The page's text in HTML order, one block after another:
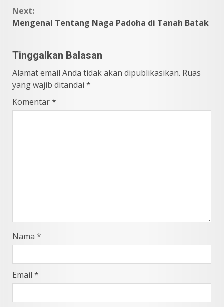
Next:
Mengenal Tentang Naga Padoha di Tanah Batak
Tinggalkan Balasan
Alamat email Anda tidak akan dipublikasikan. Ruas
yang wajib ditandai *
Komentar*
Nama *
Email *